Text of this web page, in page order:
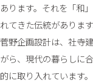
あります。それを「和
れてきた伝統があります
菅野企画設計は、社寺
がら、現代の暮らしに
的に取り入れています。